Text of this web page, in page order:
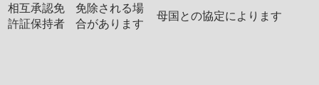
相互承認免
許証保持者
免除される場
合があります
母国との協定によります